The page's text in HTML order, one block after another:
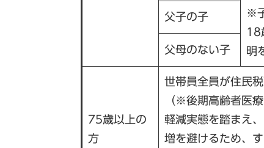
※
18
明
父子の子
父母のない子
75歳以上の
方
世帯員全員が住民
（※後期高齢者医
軽減実態を踏まえ
増を避けるため、